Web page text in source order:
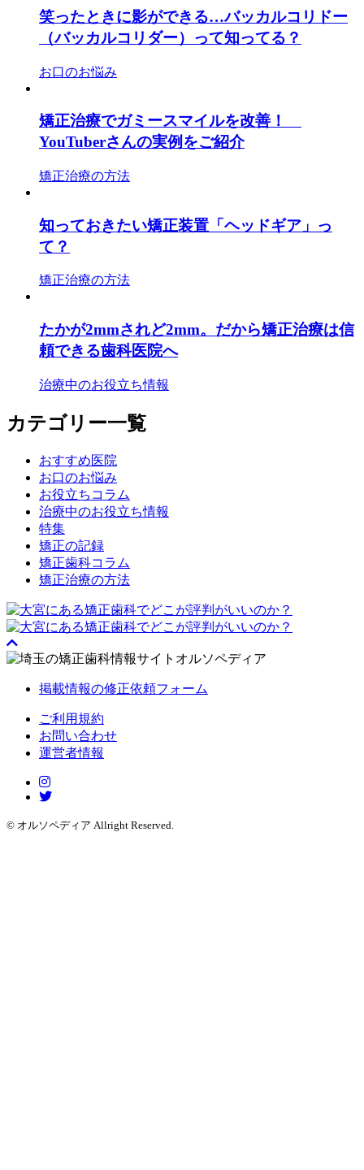
笑ったときに影ができる…バッカルコリドー
（バッカルコリダー）って知ってる？
お口のお悩み
矯正治療でガミースマイルを改善！
YouTuberさんの実例をご紹介
矯正治療の方法
知っておきたい矯正装置「ヘッドギア」っ
て？
矯正治療の方法
たかが2mmされど2mm。だから矯正治療は信
頼できる歯科医院へ
治療中のお役立ち情報
カテゴリー一覧
おすすめ医院
お口のお悩み
お役立ちコラム
治療中のお役立ち情報
特集
矯正の記録
矯正歯科コラム
矯正治療の方法
掲載情報の修正依頼フォーム
ご利用規約
お問い合わせ
運営者情報
© オルソペディア Allright Reserved.